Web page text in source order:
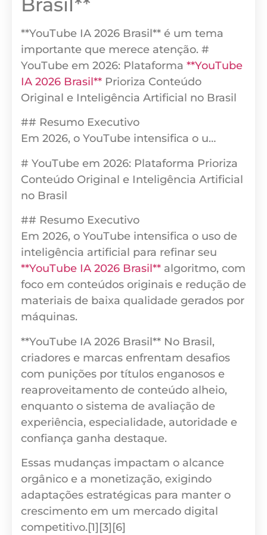
**YouTube IA 2026 Brasil** é um tema
importante que merece atenção. #
YouTube em 2026: Plataforma **YouTube
IA 2026 Brasil** Prioriza Conteúdo
Original e Inteligência Artificial no Brasil
## Resumo Executivo
Em 2026, o YouTube intensifica o u…
# YouTube em 2026: Plataforma Prioriza
Conteúdo Original e Inteligência Artificial
no Brasil
## Resumo Executivo
Em 2026, o YouTube intensifica o uso de
inteligência artificial para refinar seu
**YouTube IA 2026 Brasil** algoritmo, com
foco em conteúdos originais e redução de
materiais de baixa qualidade gerados por
máquinas.
**YouTube IA 2026 Brasil** No Brasil,
criadores e marcas enfrentam desafios
com punições por títulos enganosos e
reaproveitamento de conteúdo alheio,
enquanto o sistema de avaliação de
experiência, especialidade, autoridade e
confiança ganha destaque.
Essas mudanças impactam o alcance
orgânico e a monetização, exigindo
adaptações estratégicas para manter o
crescimento em um mercado digital
competitivo.[1][3][6]